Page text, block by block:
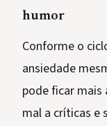
humor
Conforme o
ansiedade
pode ficar mais
mal a críticas e